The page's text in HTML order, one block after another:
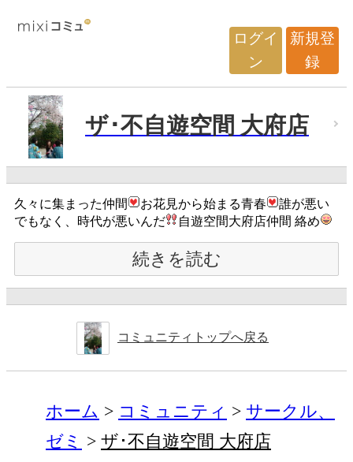
ログイ
ン
新規登
録
ザ･不自遊空間 大府店
久々に集まった仲間 お花見から始まる青春
誰が悪い
でもなく、時代が悪いんだ
自遊空間大府店仲間 絡め
続きを読む
コミュニティトップへ戻る
ホーム コミュニティ
サークル、
ゼミ
ザ･不自遊空間 大府店